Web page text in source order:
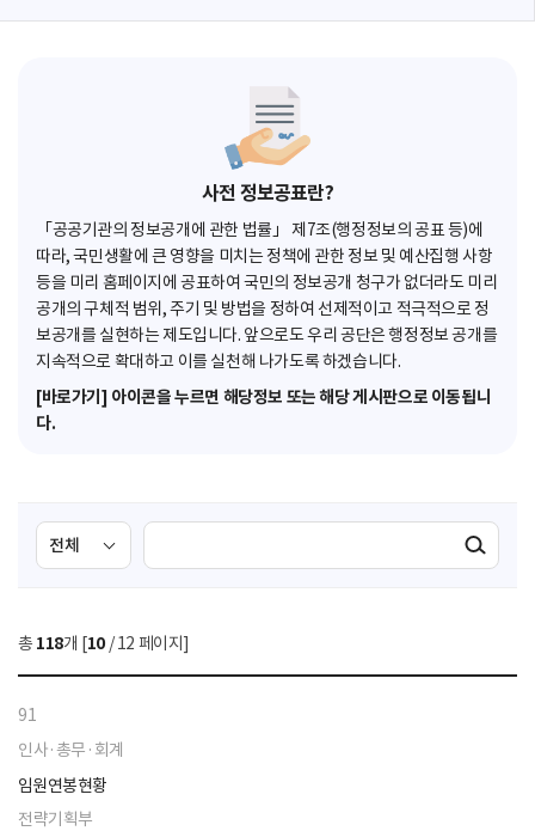
사전 정보공표란?
「공공기관의 정보공개에 관한 법률」 제7조(행정정보의 공표 등)에
따라, 국민생활에 큰 영향을 미치는 정책에 관한 정보 및 예산집행 사항
등을 미리 홈페이지에 공표하여 국민의 정보공개 청구가 없더라도 미리
공개의 구체적 범위, 주기 및 방법을 정하여 선제적이고 적극적으로 정
보공개를 실현하는 제도입니다. 앞으로도 우리 공단은 행정정보 공개를
지속적으로 확대하고 이를 실천해 나가도록 하겠습니다.
[바로가기] 아이콘을 누르면 해당정보 또는 해당 게시판으로 이동됩니
다.
검
색
선
택
색
검색실행
총 118개 [10 / 12 페이지]
91
인사·총무·회계
임원연봉현황
전략기획부